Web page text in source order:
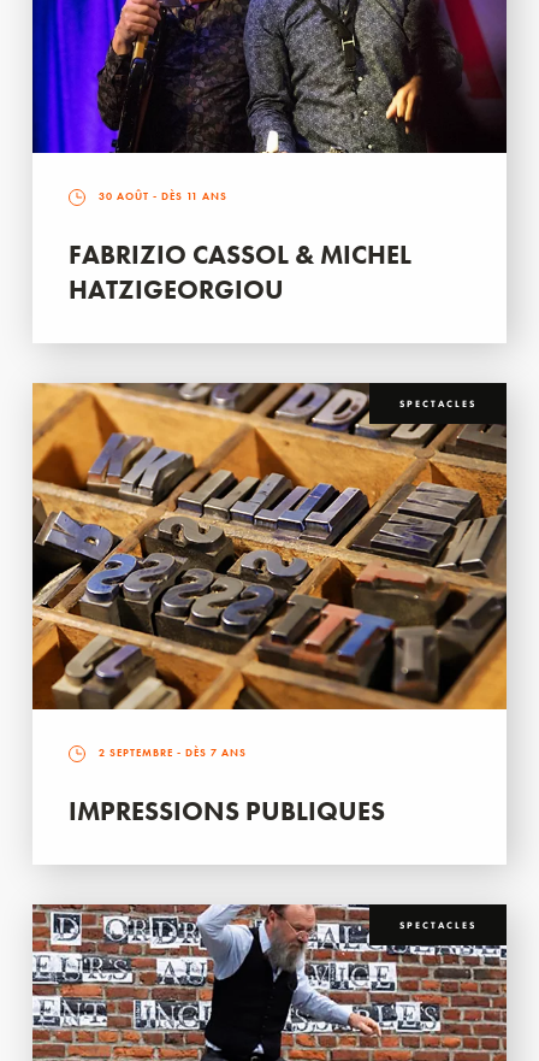
30 AOÛT - DÈS 11 ANS
FABRIZIO CASSOL & MICHEL
HATZIGEORGIOU
SPECTACLES
2 SEPTEMBRE - DÈS 7 ANS
IMPRESSIONS PUBLIQUES
SPECTACLES